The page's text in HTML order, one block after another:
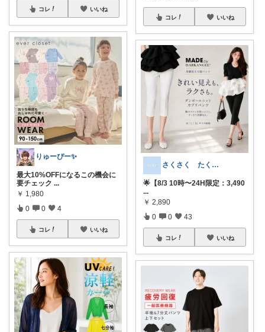
コレ いいね
りゅーぴー✨
最大10%OFFになるこの機会に
要チェック ...
￥ 1,980
0 0 4
コレ いいね
コレ いいね
さくさく たくさんの訪問感謝です🙇
🌟【8/3 10時〜24H限定：3,490
...
￥ 2,890
0 0 43
コレ いいね